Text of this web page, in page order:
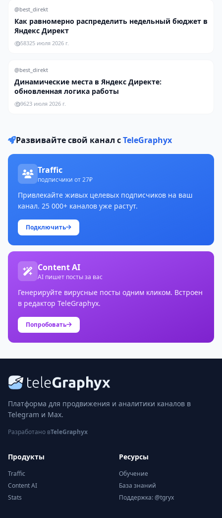
@best_direkt
Как равномерно распределить недельный бюджет в
Яндекс Директ
58325 июля 2026 г.
@best_direkt
Динамические места в Яндекс Директе:
обновленная логика работы
9623 июля 2026 г.
Развивайте свой канал сTeleGraphyx
Traffic
подписчики от 27₽
Привлекайте живых целевых подписчиков на ваш
канал. 25 000+ каналов уже растут.
Подключить
Content AI
AI пишет посты за вас
Генерируйте вирусные посты одним кликом. Встроен
в редактор TeleGraphyx.
Попробовать
Платформа для продвижения и аналитики каналов в
Telegram и Max.
Разработано вTeleGraphyx
Продукты
Traffic
Content AI
Stats
Ресурсы
Обучение
База знаний
Поддержка: @tgryx